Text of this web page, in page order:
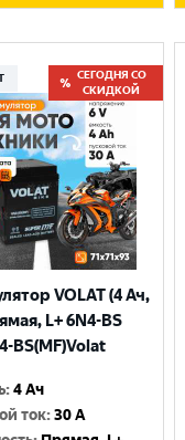
СЕГОДНЯ СО
СКИДКОЙ
VOLAT (4 Ач,
L+ 6N4-BS
BS(MF)Volat
:4 Ач
ток:30 A